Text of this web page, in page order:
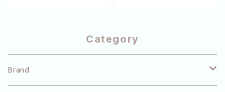
Category
Brand